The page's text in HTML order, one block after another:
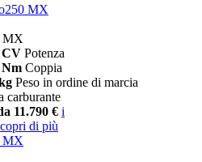
MX
MX
CV Potenza
Nm Coppia
Peso in ordine di marcia
carburante
11.790 € i
di più
MX